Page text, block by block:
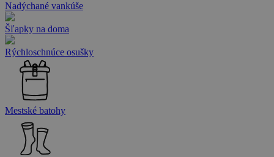
Nadýchané vankúše
Šľapky na doma
Rýchloschnúce osušky
Mestské batohy